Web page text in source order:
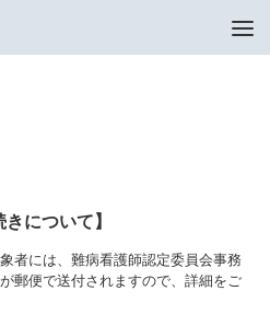
について】
者には、難病看護師認定委員会事務
郵便で送付されますので、詳細をご